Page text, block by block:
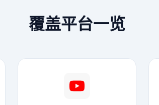
覆盖平台一览